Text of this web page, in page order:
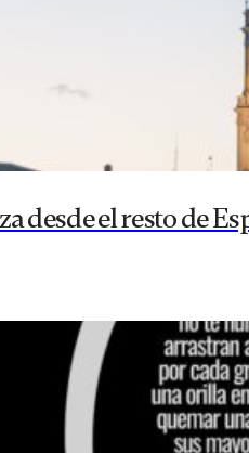
desde el resto de